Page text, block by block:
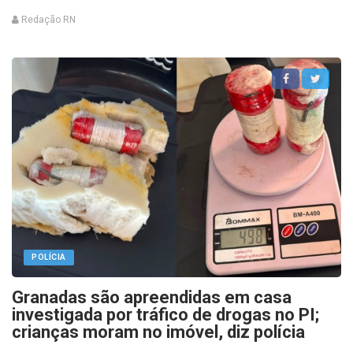
Redação RN
POLÍCIA
Granadas são apreendidas em casa
investigada por tráfico de drogas no PI;
crianças moram no imóvel, diz polícia